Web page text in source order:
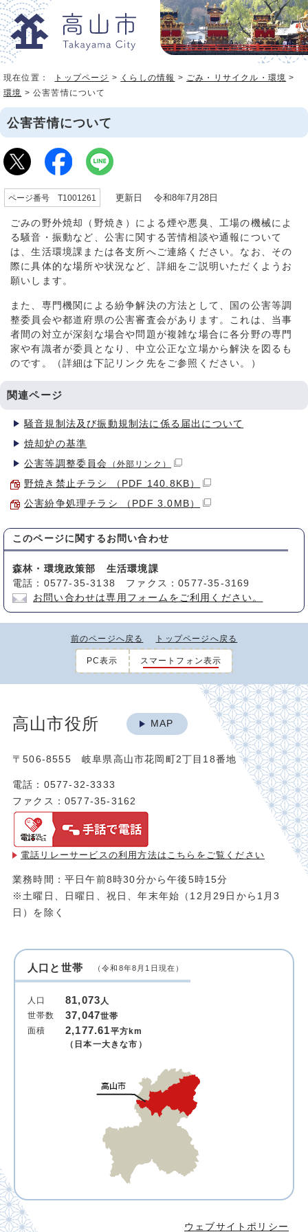
現在位置： トップページ > くらしの情報 > ごみ・リサイクル・環境 >
環境 > 公害苦情について
公害苦情について
ページ番号 T1001261 更新日 令和8年7月28日
ごみの野外焼却（野焼き）による煙や悪臭、工場の機械によ
る騒音・振動など、公害に関する苦情相談や通報について
は、生活環境課または各支所へご連絡ください。なお、その
際に具体的な場所や状況など、詳細をご説明いただくようお
願いします。
また、専門機関による紛争解決の方法として、国の公害等調
整委員会や都道府県の公害審査会があります。これは、当事
者間の対立が深刻な場合や問題が複雑な場合に各分野の専門
家や有識者が委員となり、中立公正な立場から解決を図るも
のです。（詳細は下記リンク先をご参照ください。）
関連ページ
騒音規制法及び振動規制法に係る届出について
焼却炉の基準
公害等調整委員会
（外部リンク）
野焼き禁止チラシ （PDF 140.8KB）
公害紛争処理チラシ （PDF 3.0MB）
このページに関する お問い合わせ
森林・環境政策部 生活環境課
電話：0577-35-3138 ファクス：0577-35-3169
お問い合わせは専用フォームをご利用ください。
前のページへ戻る トップページへ戻る
PC表示 スマートフォン表示
高山市役所 MAP
〒506-8555 岐阜県高山市花岡町2丁目18番地
電話：0577-32-3333
ファクス：0577-35-3162
電話リレーサービスの利用方法は こちらをご覧ください
業務時間：平日午前8時30分から午後5時15分
※土曜日、日曜日、祝日、年末年始（12月29日から1月3
日）を除く
人口と世帯 （令和8年8月1日現在）
人口 81,073人
世帯数
37,047世帯
面積
2,177.61平方km
（日本一大きな市）
ウェブサイトポリシー